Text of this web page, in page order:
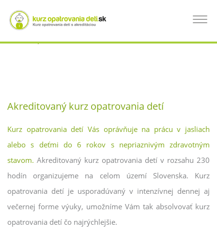
hlavný
obsah
Toggle
KURZ OPATROVANIA DETÍ SPIŠSKÁ NOVÁ
VES, KURZ PRE OPATROVATEĽKÝ DETÍ
Akreditovaný kurz opatrovania detí
Kurz opatrovania detí Vás oprávňuje na prácu v jasliach
alebo s deťmi do 6 rokov s nepriaznivým zdravotným
stavom. Akreditovaný kurz opatrovania detí v rozsahu 230
hodín organizujeme na celom území Slovenska. Kurz
opatrovania detí je usporadúvaný v intenzívnej dennej aj
večernej forme výuky, umožníme Vám tak absolvovať kurz
opatrovania detí čo najrýchlejšie.